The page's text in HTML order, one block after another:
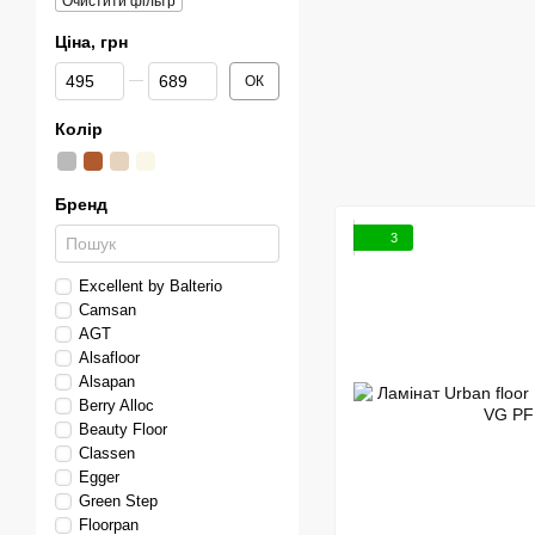
3
Ціна, грн
Від Ціна, грн
До Ціна, грн ОК
Колір
Бренд
Excellent by Balterio
Сamsan
AGT
Alsafloor
Alsapan
Berry Alloc
Beauty Floor
Classen
Egger
Green Step
Floorpan